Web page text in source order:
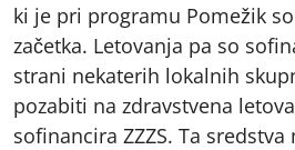
ki je pri programu Pomežik
začetka. Letovanja pa so
strani nekaterih lokalnih
pozabiti na zdravstvena
sofinancira ZZZS. Ta